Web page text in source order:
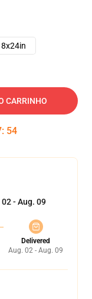
CARRINHO
: 54
02 - Aug. 09
Delivered
Aug. 02 - Aug. 09